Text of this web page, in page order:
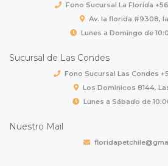
Fono Sucursal La Florida
Av. la florida #9308,
Lunes a Domingo de
Sucursal de Las Condes
Fono Sucursal Las Condes
Los Dominicos 8144,
Lunes a Sábado de
Nuestro Mail